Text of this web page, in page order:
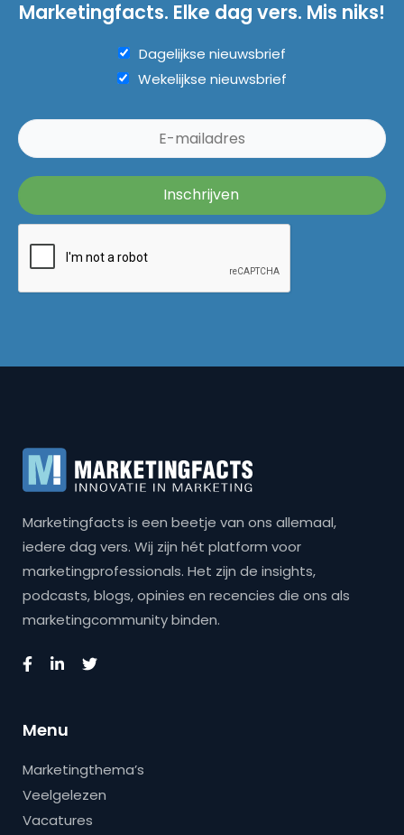
Marketingfacts. Elke dag vers. Mis niks!
Dagelijkse nieuwsbrief
Wekelijkse nieuwsbrief
Marketingfacts is een beetje van ons allemaal,
iedere dag vers. Wij zijn hét platform voor
marketingprofessionals. Het zijn de insights,
podcasts, blogs, opinies en recencies die ons als
marketingcommunity binden.
Menu
Marketingthema’s
Veelgelezen
Vacatures